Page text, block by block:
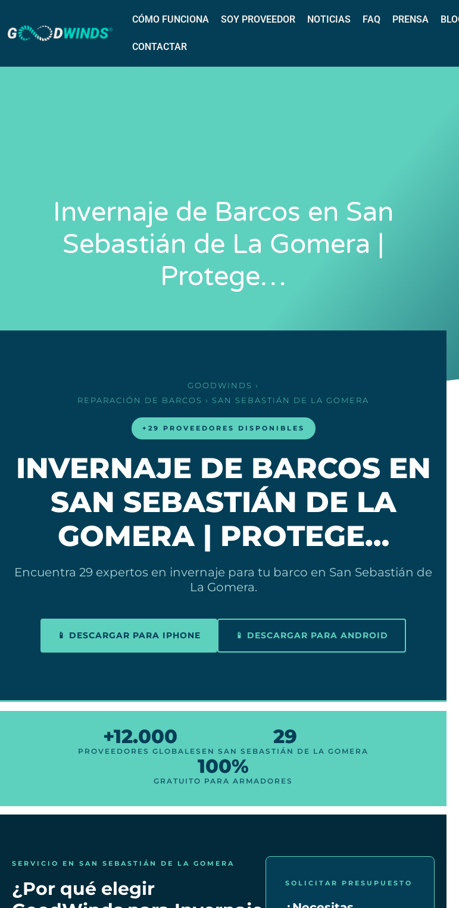
CÓMO FUNCIONA SOY PROVEEDOR NOTICIAS FAQ PRENSA
CONTACTAR
Invernaje de Barcos en San
Sebastián de La Gomera |
Protege…
GOODWINDS ›
REPARACIÓN DE BARCOS › SAN SEBASTIÁN DE LA GOMERA
+29 PROVEEDORES DISPONIBLES
INVERNAJE DE BARCOS EN
SAN SEBASTIÁN DE LA
GOMERA | PROTEGE…
Encuentra 29 expertos en invernaje para tu barco en San Sebastián de
La Gomera.
📱 DESCARGAR PARA IPHONE 📱 DESCARGAR PARA ANDROID
+12.000
PROVEEDORES GLOBALES
29
EN SAN SEBASTIÁN DE LA GOMERA
100%
GRATUITO PARA ARMADORES
SERVICIO EN SAN SEBASTIÁN DE LA GOMERA
¿Por qué elegir
SOLICITAR PRESUPUESTO